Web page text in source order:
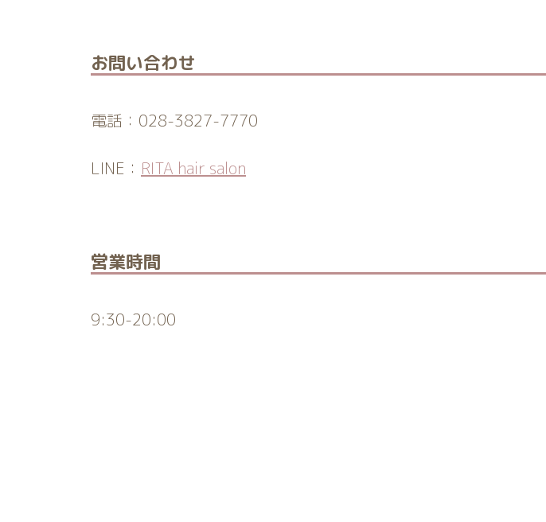
お問い合わせ
電話：028-3827-7770
LINE： RITA hair salon
営業時間
9:30-20:00